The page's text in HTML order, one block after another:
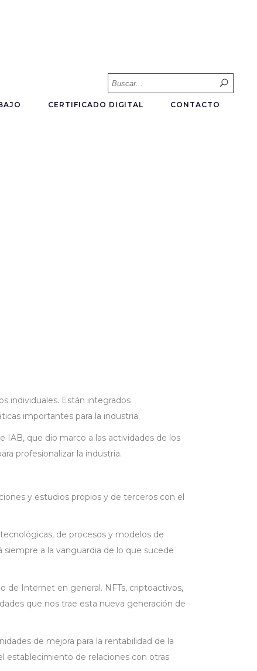
for:
CERTIFICADO DIGITAL CONTACTO
individuales. Están integrados
importantes para la industria.
que dio marco a las actividades de los
profesionalizar la industria.
y estudios propios y de terceros con el
de procesos y modelos de
a la vanguardia de lo que sucede
de Internet en general. NFTs, criptoactivos,
que nos trae esta nueva generación de
de mejora para la rentabilidad de la
establecimiento de relaciones con otras